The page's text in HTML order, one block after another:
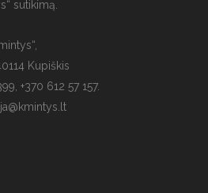
sutikimą.
Kupiškis
+370 612 57 157.